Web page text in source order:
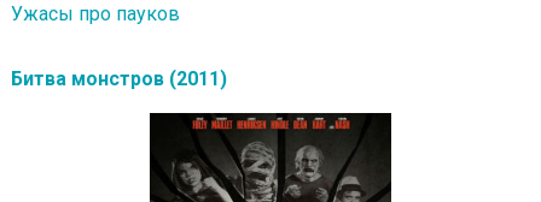
Ужасы про пауков
Битва монстров (2011)